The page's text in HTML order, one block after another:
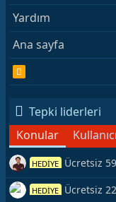
Yardım
Ana sayfa
R
S
Tepki liderleri
Konular
HEDİYE Ücretsiz
Kaynağı
HEDİYE Ücretsiz